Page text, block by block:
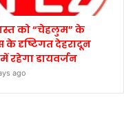
को “चेहलुम” के
दृष्टिगत देहरादून
रहेगा डायवर्जन
ago